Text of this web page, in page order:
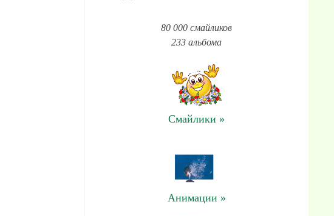
80 000 смайликов
233 альбома
Смайлики »
Анимации »